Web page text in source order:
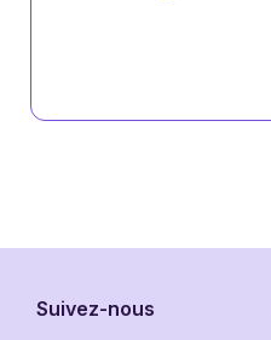
Suivez-nous